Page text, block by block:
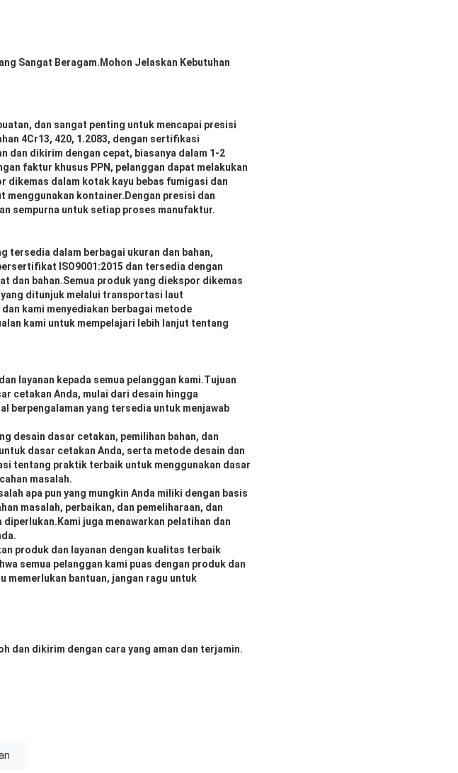
Sangat Beragam.Mohon Jelaskan Kebutuhan
dan sangat penting untuk mencapai presisi
4Cr13, 420, 1.2083, dengan sertifikasi
dan dikirim dengan cepat, biasanya dalam 1-2
faktur khusus PPN, pelanggan dapat melakukan
dikemas dalam kotak kayu bebas fumigasi dan
kontainer.Dengan presisi dan
sempurna untuk setiap proses manufaktur.
tersedia dalam berbagai ukuran dan bahan,
ISO9001:2015 dan tersedia dengan
dan bahan.Semua produk yang diekspor dikemas
ditunjuk melalui transportasi laut
kami menyediakan berbagai metode
kami untuk mempelajari lebih lanjut tentang
layanan kepada semua pelanggan kami.Tujuan
cetakan Anda, mulai dari desain hingga
berpengalaman yang tersedia untuk menjawab
desain dasar cetakan, pemilihan bahan, dan
dasar cetakan Anda, serta metode desain dan
tentang praktik terbaik untuk menggunakan dasar
masalah.
apa pun yang mungkin Anda miliki dengan basis
masalah, perbaikan, dan pemeliharaan, dan
juga menawarkan pelatihan dan
produk dan layanan dengan kualitas terbaik
semua pelanggan kami puas dengan produk dan
memerlukan bantuan, jangan ragu untuk
dan dikirim dengan cara yang aman dan terjamin.